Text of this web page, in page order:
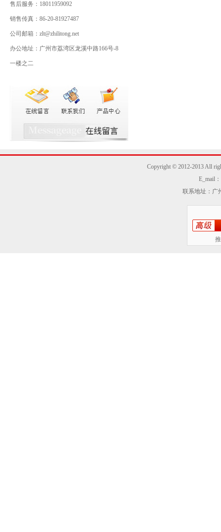
售后服务：18011959092
销售传真：86-20-81927487
公司邮箱：zlt@zhilitong.net
办公地址：广州市荔湾区龙溪中路166号-8
一楼之二
Copyright © 2012-2013 All
E_mail
联系地址：广